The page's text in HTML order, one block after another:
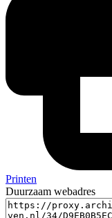
Printen
Duurzaam webadres